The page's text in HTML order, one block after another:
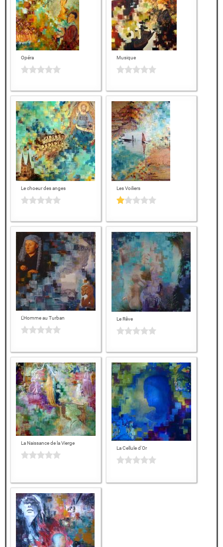
Opéra Musique
Le choeur des anges Les Voiliers
L'Homme au Turban Le Rêve
La Naissance de la Vierge
La Cellule d'Or